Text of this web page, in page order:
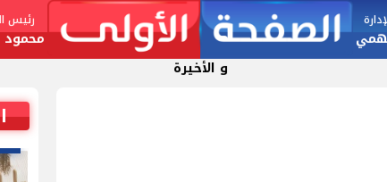
رئيس
محمود
و الأخيرة